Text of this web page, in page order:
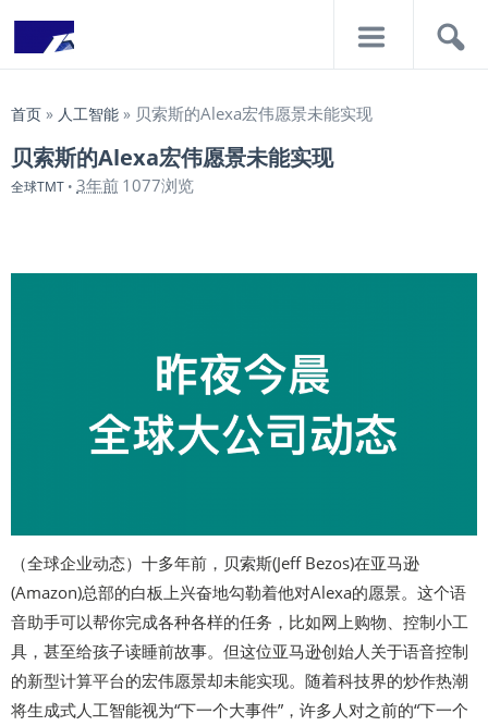
首页 » 人工智能 » 贝索斯的Alexa宏伟愿景未能实现
贝索斯的Alexa宏伟愿景未能实现
全球TMT • 3年前 1077浏览
（全球企业动态）十多年前，贝索斯(Jeff Bezos)在亚马逊
(Amazon)总部的白板上兴奋地勾勒着他对Alexa的愿景。这个语
音助手可以帮你完成各种各样的任务，比如网上购物、控制小工
具，甚至给孩子读睡前故事。但这位亚马逊创始人关于语音控制
的新型计算平台的宏伟愿景却未能实现。随着科技界的炒作热潮
将生成式人工智能视为“下一个大事件”，许多人对之前的“下一个